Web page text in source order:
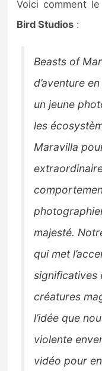
Guides
Voici comment
Bird Studios :
Beasts of
d’aventure
un jeune
les
Maravilla
majesté.
qui met
significatives
créatures
l’idée que
violente
vidéo pour